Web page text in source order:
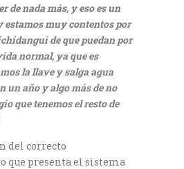
de nada más, y eso es un
estamos muy contentos por
de que puedan por
normal, ya que es
la llave y salga agua
un año y algo más de no
que tenemos el resto de
del correcto
que presenta el sistema